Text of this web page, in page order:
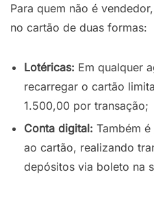
Para quem não é
no cartão de duas formas:
Lotéricas: Em qualquer
recarregar o cartão
1.500,00 por transação;
Conta digital: Também
ao cartão, realizando
depósitos via boleto na